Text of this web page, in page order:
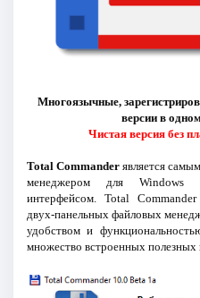
Многоязычные,
версии в
Чистая версия без
Total Commanderявляется
менеджером для Windows
интерфейсом. Total
двух-панельных файловых
удобством и
множество встроенных полезных